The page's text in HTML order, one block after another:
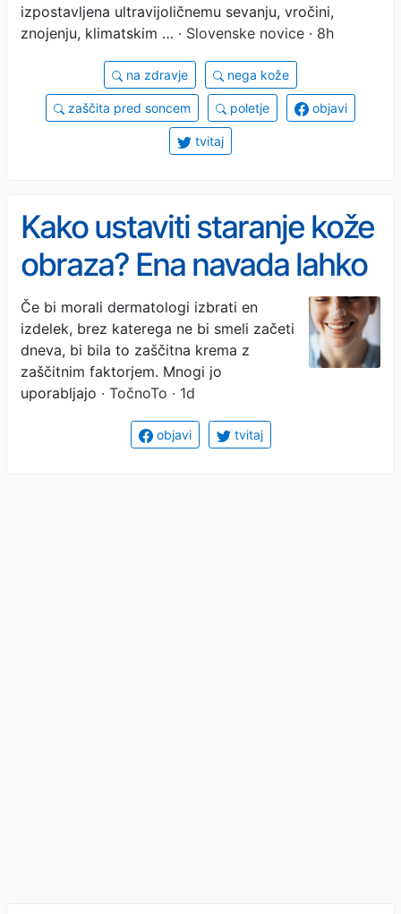
izpostavljena ultravijoličnemu sevanju, vročini,
znojenju, klimatskim … · Slovenske novice · 8h
na zdravje nega kože
zaščita pred soncem poletje objavi
tvitaj
Kako ustaviti staranje kože
obraza? Ena navada lahko
naredi največjo razliko
Če bi morali dermatologi izbrati en
izdelek, brez katerega ne bi smeli začeti
dneva, bi bila to zaščitna krema z
zaščitnim faktorjem. Mnogi jo
uporabljajo · TočnoTo · 1d
objavi tvitaj